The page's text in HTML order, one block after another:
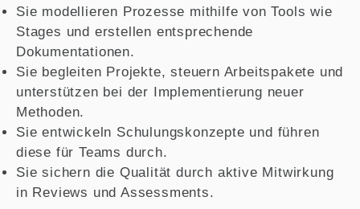
Sie modellieren Prozesse mithilfe von Tools wie
Stages und erstellen entsprechende
Dokumentationen.
Sie begleiten Projekte, steuern Arbeitspakete und
unterstützen bei der Implementierung neuer
Methoden.
Sie entwickeln Schulungskonzepte und führen
diese für Teams durch.
Sie sichern die Qualität durch aktive Mitwirkung
in Reviews und Assessments.